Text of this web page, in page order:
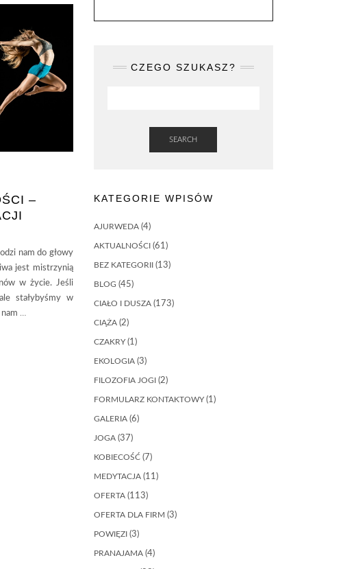
–
nam do głowy
jest mistrzynią
w życie. Jeśli
stałybyśmy w
…
CZEGO SZUKASZ?
SEARCH
KATEGORIE WPISÓW
AJURWEDA(4)
AKTUALNOŚCI(61)
BEZ KATEGORII(13)
BLOG (45)
CIAŁO I DUSZA(173)
CIĄŻA(2)
CZAKRY(1)
EKOLOGIA(3)
FILOZOFIA JOGI(2)
FORMULARZ KONTAKTOWY(1)
GALERIA(6)
JOGA(37)
KOBIECOŚĆ(7)
MEDYTACJA(11)
OFERTA(113)
OFERTA DLA FIRM (3)
POWIĘZI(3)
PRANAJAMA(4)